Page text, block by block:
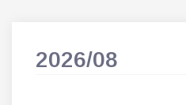
2026/08